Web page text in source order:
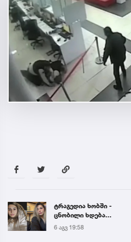
ტრაგედია ხობში -
ცნობილი ხდება
დაღუპული დედა-შვილის
ვინაობა
6 აგვ 19:58